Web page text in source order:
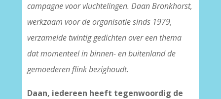
campagne voor vluchtelingen. Daan Bronkhorst,
werkzaam voor de organisatie sinds 1979,
verzamelde twintig gedichten over een thema
dat momenteel in binnen- en buitenland de
gemoederen flink bezighoudt.
Daan, iedereen heeft tegenwoordig de